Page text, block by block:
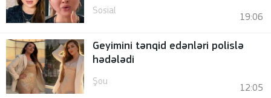
Sosial
19:06
Geyimini tənqid edənləri polislə
hədələdi
Şou
12:05